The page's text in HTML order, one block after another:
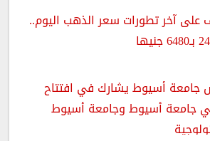
على آخر تطورات سعر الذهب اليوم..
جامعة أسيوط يشارك في افتتاح
جامعة أسيوط وجامعة أسيوط